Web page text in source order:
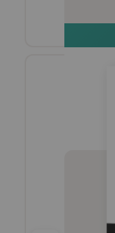
stress et
routine
se
amour et